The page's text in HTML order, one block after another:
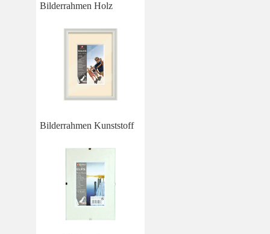
Bilderrahmen Holz
Bilderrahmen Kunststoff